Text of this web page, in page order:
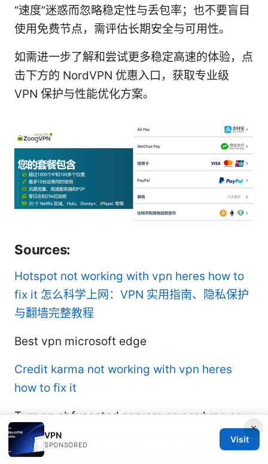
“速度”迷惑而忽略稳定性与丢包率；也不要盲目
使用免费节点，需评估长期安全与可用性。
如需进一步了解和尝试更多稳定高速的体验，点
击下方的 NordVPN 优惠入口，获取专业级
VPN 保护与性能优化方案。
Sources:
Hotspot not working with vpn heres how to
fix it 怎么科学上网：VPN 实用指南、隐私保护
与翻墙完整教程
Best vpn microsoft edge
Credit karma not working with vpn heres
how to fix it
Turn on obfuscated servers on nordvpn on
iphone your complete guide to using
obfuscated VPN on iPhone with NordVPN
×
VPN
SPONSORED
Visit